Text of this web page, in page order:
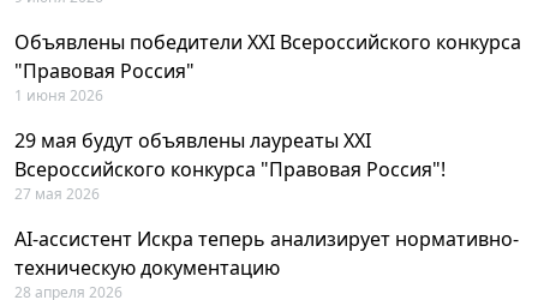
Объявлены победители XXI Всероссийского конкурса
"Правовая Россия"
1 июня 2026
29 мая будут объявлены лауреаты XXI
Всероссийского конкурса "Правовая Россия"!
27 мая 2026
AI-ассистент Искра теперь анализирует нормативно-
техническую документацию
28 апреля 2026